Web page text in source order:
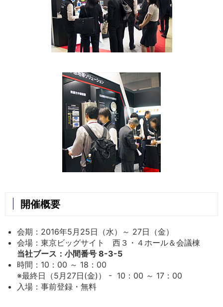
開催概要
会期：2016年5月25日（水）～ 27日（金）
会場：東京ビッグサイト 西３・４ホール＆会議棟
当社ブース：小間番号 8-3-5
時間：10：00 ～ 18：00
※最終日（5月27日(金)） - 10：00 ～ 17：00
入場：事前登録・無料